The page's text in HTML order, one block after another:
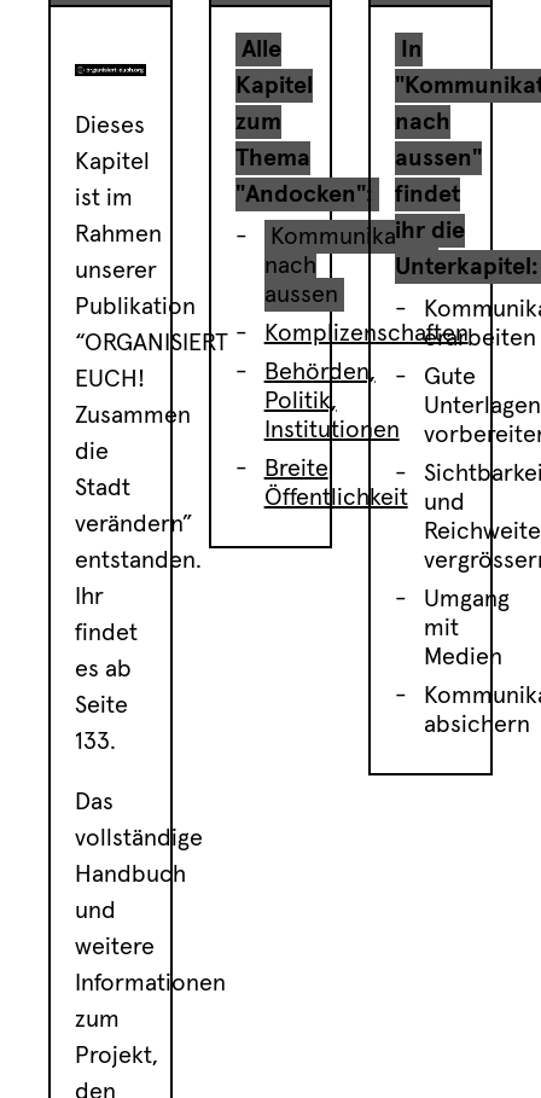
Dieses
Kapitel
ist im
Rahmen
unserer
Publikation
“ORGANISIERT
EUCH!
Zusammen
die
Stadt
verändern”
entstanden.
Ihr
findet
es ab
Seite
133.
Das
vollständige
Handbuch
und
weitere
Informationen
zum
Projekt,
den
Alle
Kapitel
zum
Thema
"Andocken":
Kommunikation
nach
aussen
Komplizenschaften
Behörden,
Politik,
Institutionen
Breite
Öffentlichkeit
In
nach
aussen"
findet
ihr die
Unterkapitel:
erarbeiten
Gute
Unterlagen
und
Reichweite
Umgang
mit
Medien
absichern